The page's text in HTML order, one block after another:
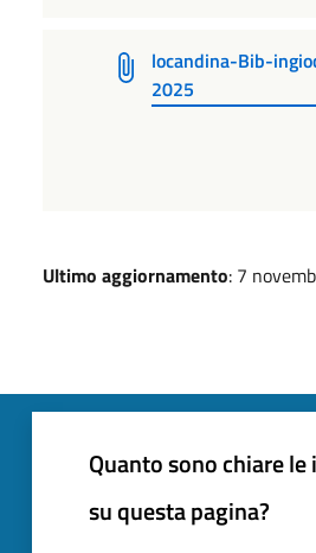
locandina-Bib-
2025
Ultimo aggiornamento: 7
Quanto sono chiare
su questa pagina?